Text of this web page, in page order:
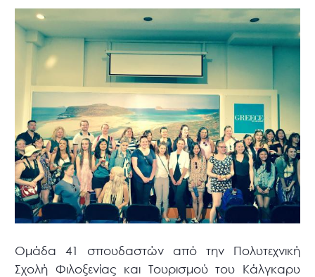
Ομάδα 41 σπουδαστών από την Πολυτεχνική
Σχολή Φιλοξενίας και Τουρισμού του Κάλγκαρυ